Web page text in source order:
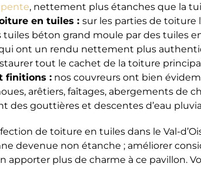
, nettement plus étanches que la
en tuiles : sur les parties de toiture
tuiles béton grand moule par des tuiles
ont un rendu nettement plus
tout le cachet de la toiture
finitions :nos couvreurs ont bien
arêtiers, faîtages, abergements de
des gouttières et descentes d’eau
de toiture en tuiles dans le Val-
devenue non étanche ; améliorer
apporter plus de charme à ce pavillon.